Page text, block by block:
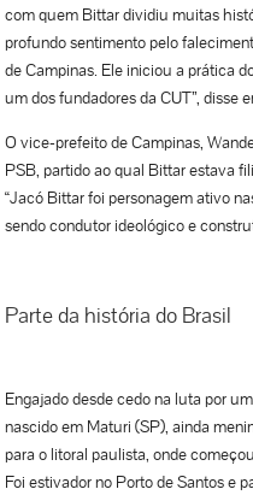
com quem Bittar dividiu muitas
profundo sentimento pelo
de Campinas. Ele iniciou a prática
um dos fundadores da CUT”, disse
O vice-prefeito de Campinas,
PSB, partido ao qual Bittar estava
“Jacó Bittar foi personagem ativo
sendo condutor ideológico e
Parte da história do Brasil
Engajado desde cedo na luta por
nascido em Maturi (SP), ainda
para o litoral paulista, onde
Foi estivador no Porto de Santos e